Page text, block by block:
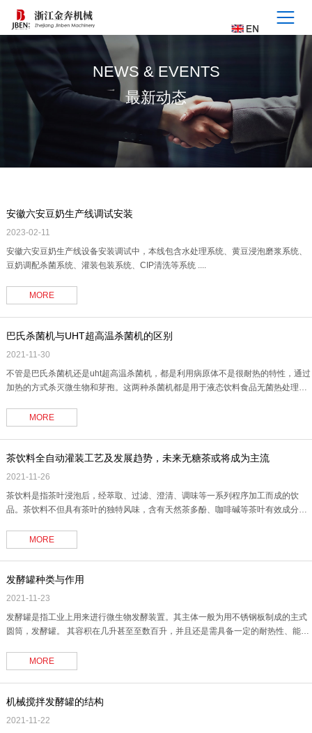
NEWS & EVENTS
最新动态
安徽六安豆奶生产线调试安装
2023-02-11
安徽六安豆奶生产线设备安装调试中，本线包含水处理系统、黄豆浸泡磨浆系统、
豆奶调配杀菌系统、灌装包装系统、CIP清洗等系统 ....
MORE
巴氏杀菌机与UHT超高温杀菌机的区别
2021-11-30
不管是巴氏杀菌机还是uht超高温杀菌机，都是利用病原体不是很耐热的特性，通过
加热的方式杀灭微生物和芽孢。这两种杀菌机都是用于液态饮料食品无菌热处理系
与杀过菌的热物料进行换热后使冷物料温度升到预定值，然后通过由蒸汽加热的水
间接加热到120℃，物料在持温管中维持所要求的温度一段时间进行超高温杀菌，
从持温管出.......
MORE
茶饮料全自动灌装工艺及发展趋势，未来无糖茶或将成为主流
2021-11-26
茶饮料是指茶叶浸泡后，经萃取、过滤、澄清、调味等一系列程序加工而成的饮
品。茶饮料不但具有茶叶的独特风味，含有天然茶多酚、咖啡碱等茶叶有效成分，
(GB/T 21733-2008)的规定，茶饮料按产品风味分为茶饮料(茶汤)、调味茶饮料、复
(混)合茶饮料及茶浓缩液四类。茶饮料(茶汤)分为红茶饮料、绿茶饮料、乌龙.......
MORE
发酵罐种类与作用
2021-11-23
发酵罐是指工业上用来进行微生物发酵装置。其主体一般为用不锈钢板制成的主式
圆筒，发酵罐。 其容积在几升甚至至数百升，并且还是需具备一定的耐热性、能量
洗、减少污染，适合于多种产品的生产以及减少能量消耗。 结构特性 1.可在线CIP
清洗、SIP灭菌12.......
MORE
机械搅拌发酵罐的结构
2021-11-22